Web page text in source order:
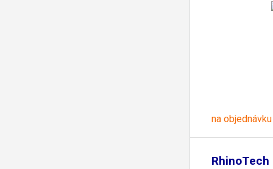
na objednávku
RhinoTech